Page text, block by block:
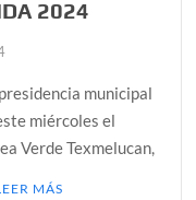
2024
municipal
miércoles el
Verde Texmelucan,
MÁS